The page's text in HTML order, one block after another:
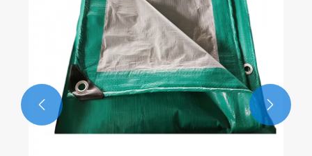
مزید دیکھیں >>
 